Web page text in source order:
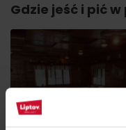
Gdzie jeść i pić